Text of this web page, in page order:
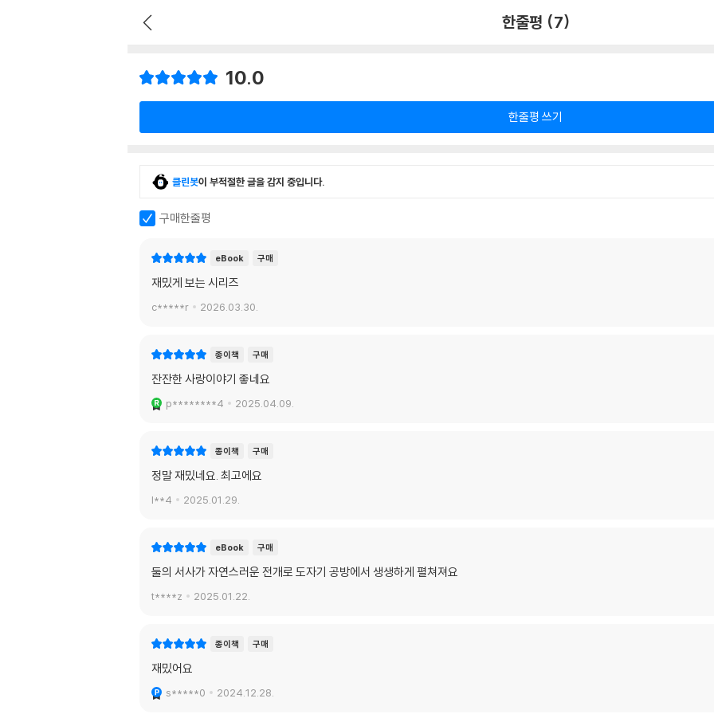
한줄평 (7)
10.0
한줄평 쓰기
클린봇이 부적절한 글을 감지 중입니다.
구매한줄평
eBook 구매
재밌게 보는 시리즈
c*****r 2026.03.30.
종이책 구매
잔잔한 사랑이야기 좋네요
p********4 2025.04.09.
종이책 구매
정말 재밌네요. 최고에요
l**4 2025.01.29.
eBook 구매
둘의 서사가 자연스러운 전개로 도자기 공방에서 생생하게 펼쳐져요
t****z 2025.01.22.
종이책 구매
재밌어요
s*****0 2024.12.28.